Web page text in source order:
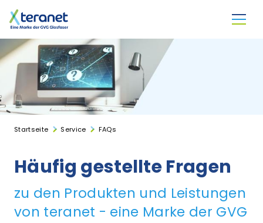
Startseite Service FAQs
Häufig gestellte Fragen
zu den Produkten und Leistungen
von teranet - eine Marke der GVG